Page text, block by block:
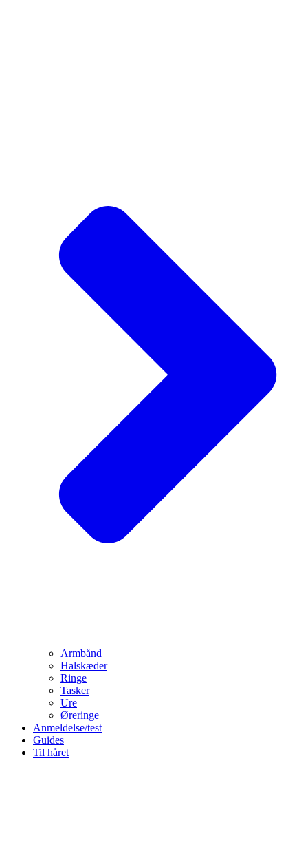
Armbånd
Halskæder
Ringe
Tasker
Ure
Øreringe
Anmeldelse/test
Guides
Til håret